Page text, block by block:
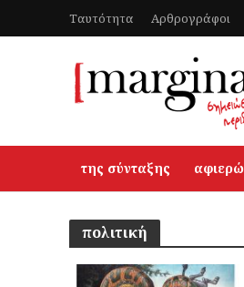
Ταυτότητα Αρθρογράφοι
της σύνταξης
πολιτική